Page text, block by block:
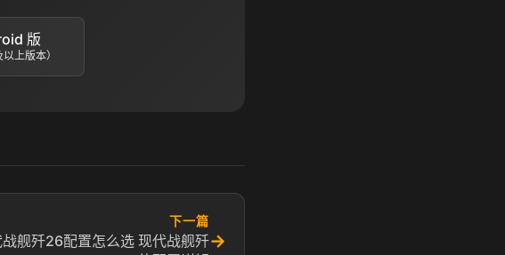
版
上版本）
下一篇
舰歼26配置怎么选 现代战舰歼→